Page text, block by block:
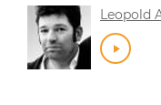
Leopold